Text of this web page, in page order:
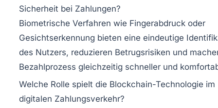
Sicherheit bei Zahlungen?
Biometrische Verfahren wie Fingerabdruck oder
Gesichtserkennung bieten eine eindeutige
des Nutzers, reduzieren Betrugsrisiken und
Bezahlprozess gleichzeitig schneller und
Welche Rolle spielt die Blockchain-Technologie im
digitalen Zahlungsverkehr?